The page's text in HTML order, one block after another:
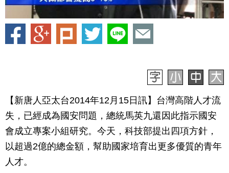
【新唐人亞太台2014年12月15日訊】台灣高階人才流
失，已經成為國安問題，總統馬英九還因此指示國安
會成立專案小組研究。今天，科技部提出四項方針，
以超過2億的總金額，幫助國家培育出更多優質的青年
人才。